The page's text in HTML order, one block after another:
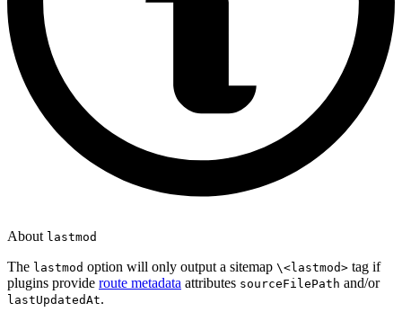
About lastmod
The lastmod option will only output a sitemap \<lastmod> tag if
plugins provide route metadata attributes sourceFilePath and/or
lastUpdatedAt.